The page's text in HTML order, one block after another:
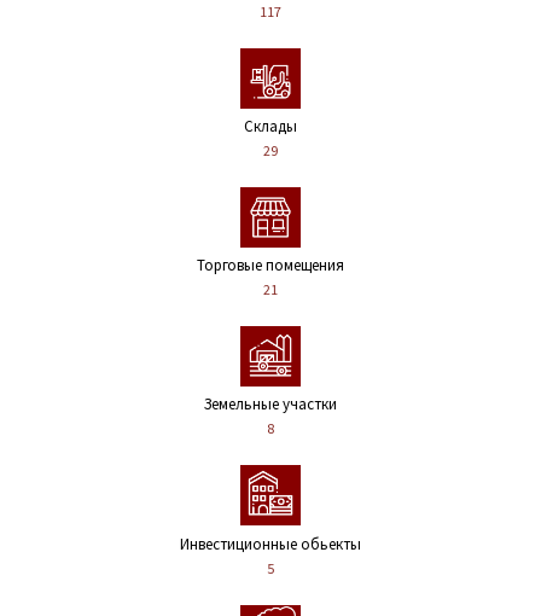
117
Склады
29
Торговые помещения
21
Земельные участки
8
Инвестиционные обьекты
5